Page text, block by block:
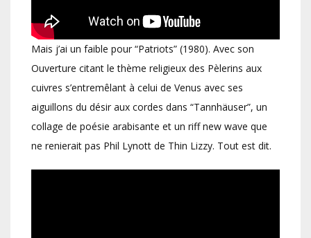
Mais j’ai un faible pour “Patriots” (1980). Avec son
Ouverture citant le thème religieux des Pèlerins aux
cuivres s’entremêlant à celui de Venus avec ses
aiguillons du désir aux cordes dans “Tannhäuser”, un
collage de poésie arabisante et un riff new wave que
ne renierait pas Phil Lynott de Thin Lizzy. Tout est dit.